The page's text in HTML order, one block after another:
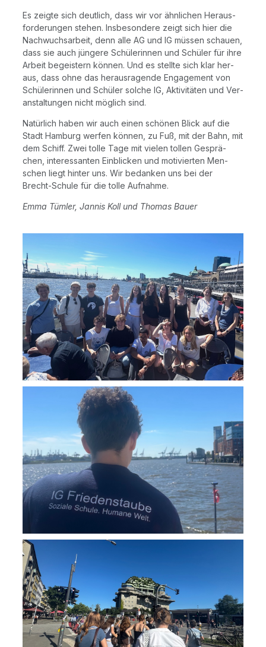
Es zeig­te sich deut­lich, dass wir vor ähn­li­chen Her­aus­
for­de­run­gen ste­hen. Ins­be­son­de­re zeigt sich hier die
Nach­wuchs­ar­beit, denn alle AG und IG müs­sen schau­en,
dass sie auch jün­ge­re Schü­le­rin­nen und Schü­ler für ihre
Arbeit begeis­tern kön­nen. Und es stell­te sich klar her­
aus, dass ohne das her­aus­ra­gen­de Enga­ge­ment von
Schü­le­rin­nen und Schü­ler sol­che IG, Akti­vi­tä­ten und Ver­
an­stal­tun­gen nicht mög­lich sind.
Natür­lich haben wir auch einen schö­nen Blick auf die
Stadt Ham­burg wer­fen kön­nen, zu Fuß, mit der Bahn, mit
dem Schiff. Zwei tol­le Tage mit vie­len tol­len Gesprä­
chen, inter­es­san­ten Ein­bli­cken und moti­vier­ten Men­
schen liegt hin­ter uns. Wir bedan­ken uns bei der
Brecht-Schu­le für die tol­le Aufnahme.
Emma Tüm­ler, Jan­nis Koll und Tho­mas Bauer